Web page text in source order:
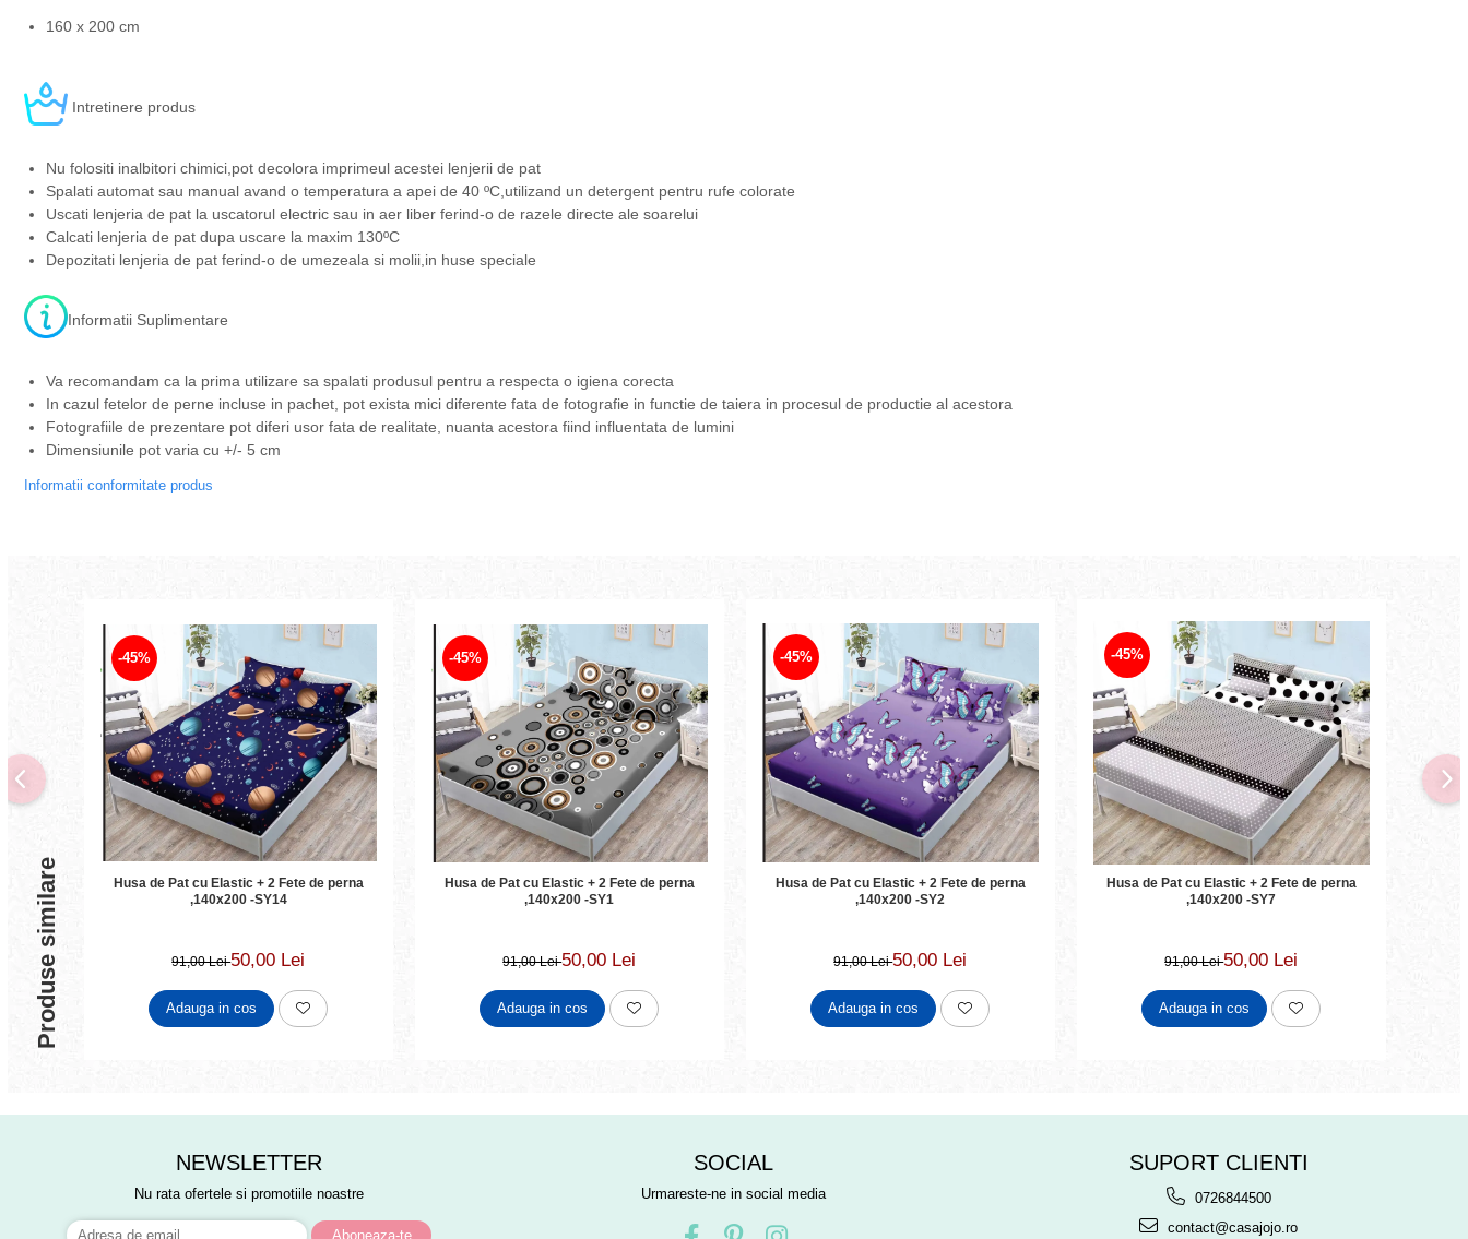
160 x 200 cm
Intretinere produs
Nu folositi inalbitori chimici,pot decolora imprimeul acestei lenjerii de pat
Spalati automat sau manual avand o temperatura a apei de 40 ºC,utilizand un detergent pentru rufe colorate
Uscati lenjeria de pat la uscatorul electric sau in aer liber ferind-o de razele directe ale soarelui
Calcati lenjeria de pat dupa uscare la maxim 130ºC
Depozitati lenjeria de pat ferind-o de umezeala si molii,in huse speciale
Informatii Suplimentare
Va recomandam ca la prima utilizare sa spalati produsul pentru a respecta o igiena corecta
In cazul fetelor de perne incluse in pachet, pot exista mici diferente fata de fotografie in functie de taiera in procesul de productie al acestora
Fotografiile de prezentare pot diferi usor fata de realitate, nuanta acestora fiind influentata de lumini
Dimensiunile pot varia cu +/- 5 cm
Informatii conformitate produs
Produse similare
-45%
Husa de Pat cu Elastic + 2 Fete de perna
,140x200 -SY14
91,00 Lei50,00 Lei
Adauga in cos
-45%
Husa de Pat cu Elastic + 2 Fete de perna
,140x200 -SY1
91,00 Lei50,00 Lei
Adauga in cos
-45%
Husa de Pat cu Elastic + 2 Fete de perna
,140x200 -SY2
91,00 Lei50,00 Lei
Adauga in cos
-45%
Husa de Pat cu Elastic + 2 Fete de perna
,140x200 -SY7
91,00 Lei50,00 Lei
Adauga in cos
-
NEWSLETTER
Nu rata ofertele si promotiile noastre
SOCIAL
Urmareste-ne in social media
SUPORT CLIENTI
0726844500
contact@casajojo.ro